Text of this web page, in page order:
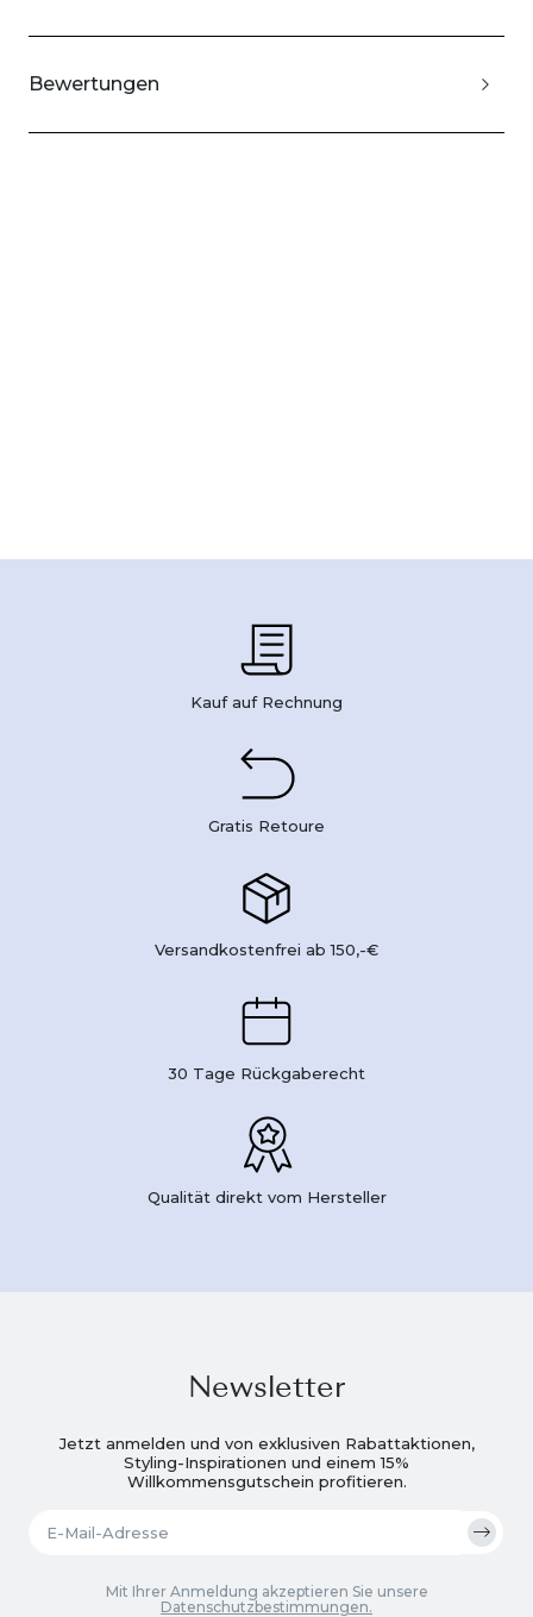
Bewertungen
Kauf auf Rechnung
Gratis Retoure
Versandkostenfrei ab 150,-€
30 Tage Rückgaberecht
Qualität direkt vom Hersteller
Newsletter
Jetzt anmelden und von exklusiven Rabattaktionen,
Styling-Inspirationen und einem 15%
Willkommensgutschein profitieren.
Mit Ihrer Anmeldung akzeptieren Sie unsere
Datenschutzbestimmungen.